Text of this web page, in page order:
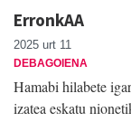
ErronkAA
2025 urt 11
DEBAGOIENA
Hamabi hilabete
izatea eskatu